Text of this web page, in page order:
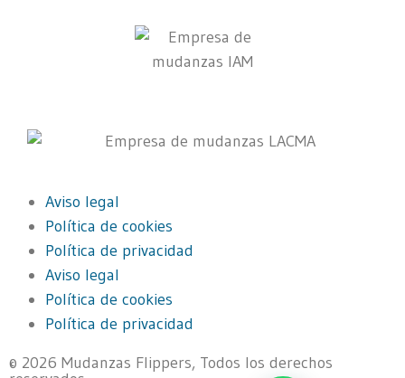
Aviso legal
Política de cookies
Política de privacidad
Aviso legal
Política de cookies
Política de privacidad
© 2026 Mudanzas Flippers, Todos los derechos